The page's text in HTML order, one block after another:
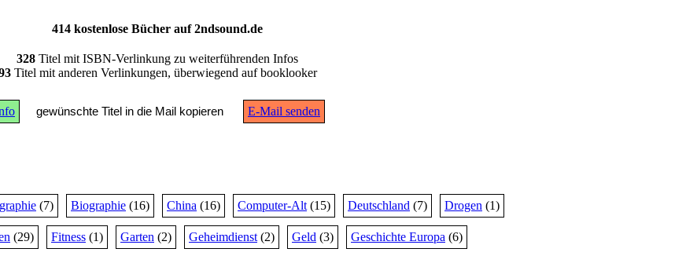
414 kostenlose Bücher auf 2ndsound.de
328 Titel mit ISBN-Verlinkung zu weiterführenden Infos
Titel mit anderen Verlinkungen, überwiegend auf booklooker
gewünschte Titel in die Mail kopieren E-Mail senden
(7) Biographie (16) China (16) Computer-Alt (15) Deutschland (7) Drogen (1)
(29) Fitness (1) Garten (2) Geheimdienst (2) Geld (3) Geschichte Europa (6)